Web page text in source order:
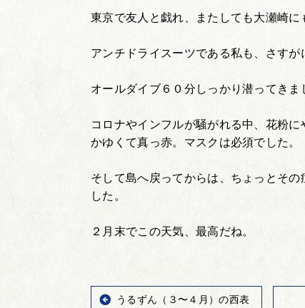
東京で友人と戯れ、またしても大瀬崎に
アンチドライスーツである私も、さす
オールダイブ６０分しっかり潜ってきま
コロナやインフルが騒がれる中、花粉
かゆくて真っ赤。マスクは必須でした。
そして島へ戻ってからは、ちょっとそ
した。
２月末でこの天気、最高だね。
うるずん（３〜４月）の西表